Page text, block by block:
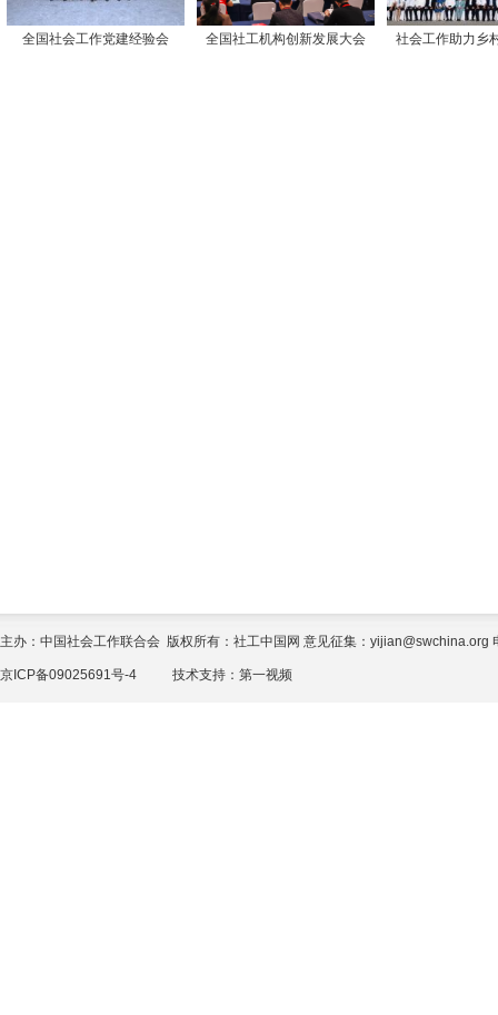
全国社会工作党建经验会 全国社工机构创新发展大会 社会工作助力乡
主办：中国社会工作联合会 版权所有：社工中国网 意见征集：yijian@swchina.org
京ICP备09025691号-4 技术支持： 第一视频